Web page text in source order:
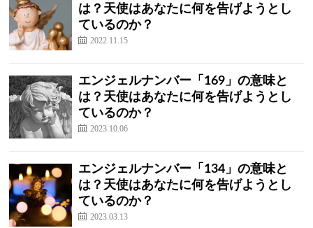
は？天使はあなたに何を告げようとし
ているのか？
2022.11.15
エンジェルナンバー「169」の意味と
は？天使はあなたに何を告げようとし
ているのか？
2023.10.06
エンジェルナンバー「134」の意味と
は？天使はあなたに何を告げようとし
ているのか？
2023.03.13